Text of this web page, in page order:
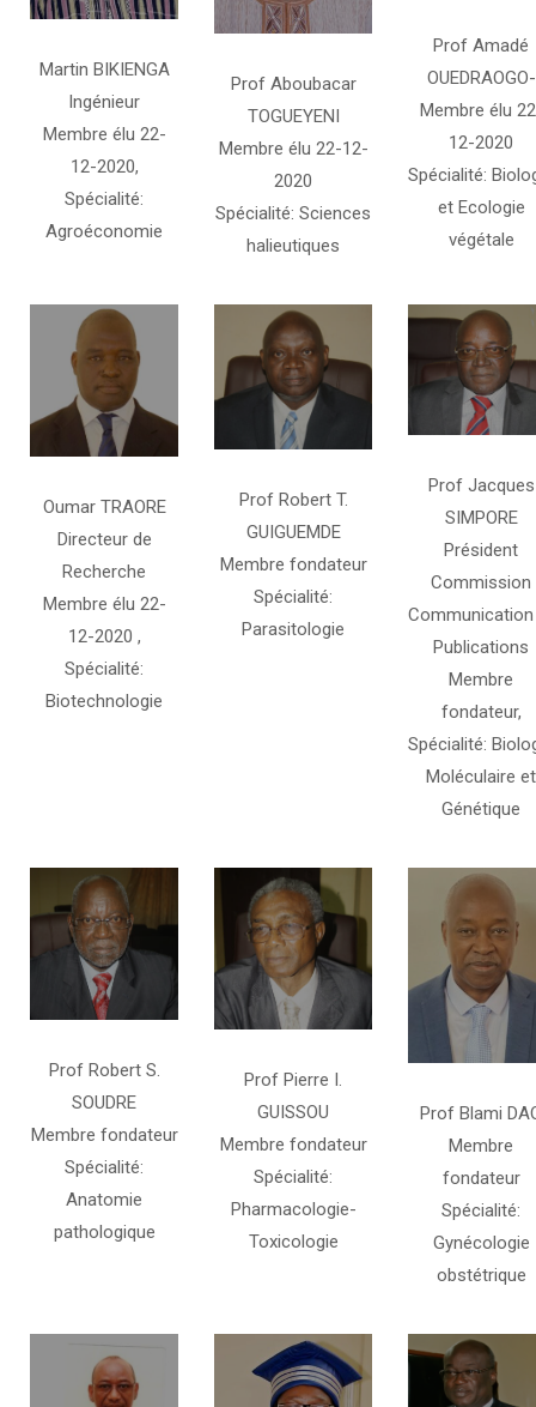
Martin BIKIENGA
Ingénieur
Membre élu 22-
12-2020,
Spécialité:
Agroéconomie
Prof Aboubacar
TOGUEYENI
Membre élu 22-12-
2020
Spécialité: Sciences
halieutiques
Prof Amadé
OUEDRAOGO-
Membre élu
12-2020
Spécialité:
et Ecologie
végétale
Oumar TRAORE
Directeur de
Recherche
Membre élu 22-
12-2020 ,
Spécialité:
Biotechnologie
Prof Robert T.
GUIGUEMDE
Membre fondateur
Spécialité:
Parasitologie
Prof Jacques
SIMPORE
Président
Commission
Publications
Membre
fondateur,
Spécialité:
Moléculaire et
Génétique
Prof Robert S.
SOUDRE
Membre fondateur
Spécialité:
Anatomie
pathologique
Prof Pierre I.
GUISSOU
Membre fondateur
Spécialité:
Pharmacologie-
Toxicologie
Prof Blami
Membre
fondateur
Spécialité:
Gynécologie
obstétrique